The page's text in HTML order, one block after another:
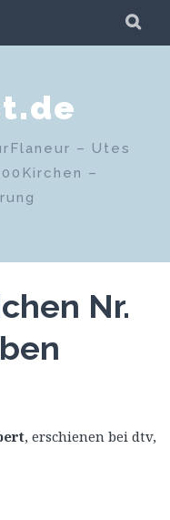
– Utes
–
Nr.
, erschienen bei dtv,